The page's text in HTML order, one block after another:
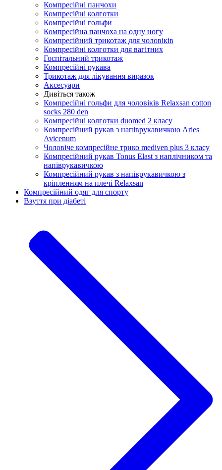
Компресійні панчохи
Компресійні колготки
Компресійні гольфи
Компресійна панчоха на одну ногу
Компресійний трикотаж для чоловіків
Компресійні колготки для вагітних
Госпітальний трикотаж
Компресійні рукава
Трикотаж для лікування виразок
Аксесуари
Дивіться також
Компресійні гольфи для чоловіків Relaxsan cotton
socks 280 den
Компресійні колготки duomed 2 класу
Компресійний рукав з напіврукавичкою Aries
Avicenum
Чоловіче компресійне трико mediven plus 3 класу
Компресійний рукав Tonus Elast з наплічником та
напіврукавичкою
Компресійний рукав з напіврукавичкою з
кріпленням на плечі Relaxsan
Компресійний одяг для спорту
Взуття при діабеті